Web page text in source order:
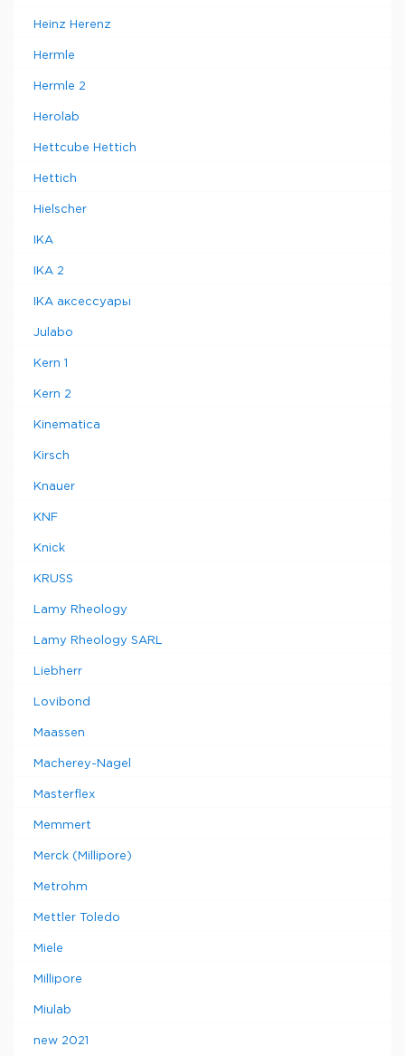
Heinz Herenz
Hermle
Hermle 2
Herolab
Hettcube Hettich
Hettich
Hielscher
IKA
IKA 2
IKA аксессуары
Julabo
Kern 1
Kern 2
Kinematica
Kirsch
Knauer
KNF
Knick
KRUSS
Lamy Rheology
Lamy Rheology SARL
Liebherr
Lovibond
Maassen
Macherey-Nagel
Masterflex
Memmert
Merck (Millipore)
Metrohm
Mettler Toledo
Miele
Millipore
Miulab
new 2021